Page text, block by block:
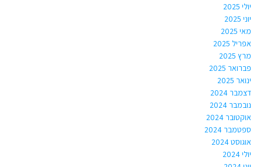
יולי 2025
יוני 2025
מאי 2025
אפריל 2025
מרץ 2025
פברואר 2025
ינואר 2025
דצמבר 2024
נובמבר 2024
אוקטובר 2024
ספטמבר 2024
אוגוסט 2024
יולי 2024